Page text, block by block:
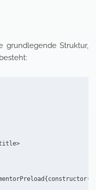
grundlegende Struktur,